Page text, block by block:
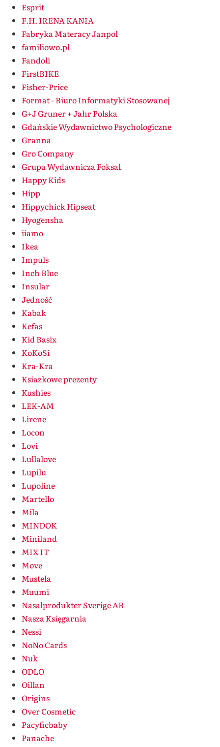
Esprit
F.H. IRENA KANIA
Fabryka Materacy Janpol
familiowo.pl
Fandoli
FirstBIKE
Fisher-Price
Format - Biuro Informatyki Stosowanej
G+J Gruner + Jahr Polska
Gdańskie Wydawnictwo Psychologiczne
Granna
Gro Company
Grupa Wydawnicza Foksal
Happy Kids
Hipp
Hippychick Hipseat
Hyogensha
iiamo
Ikea
Impuls
Inch Blue
Insular
Jedność
Kabak
Kefas
Kid Basix
KoKoSi
Kra-Kra
Ksiazkowe prezenty
Kushies
LEK-AM
Lirene
Locon
Lovi
Lullalove
Lupilu
Lupoline
Martello
Mila
MINDOK
Miniland
MIX IT
Move
Mustela
Muumi
Nasalprodukter Sverige AB
Nasza Księgarnia
Nessi
NoNo Cards
Nuk
ODLO
Oillan
Origins
Over Cosmetic
Pacyficbaby
Panache